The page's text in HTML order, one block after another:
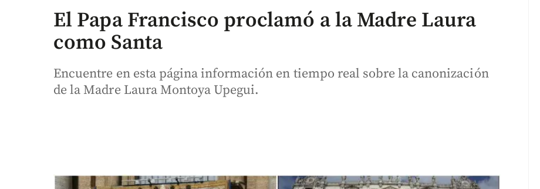
El Papa Francisco proclamó a la Madre Laura
como Santa
Encuentre en esta página información en tiempo real sobre la canonización
de la Madre Laura Montoya Upegui.